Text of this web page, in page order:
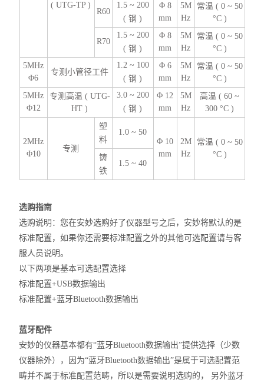
( UTG-TP )
R60
1.5 ~ 200
( 钢 )
Φ 8
mm
5M
Hz
常温 ( 0 ~ 50
°C )
R70
1.5 ~ 200
( 钢 )
Φ 8
mm
5M
Hz
常温 ( 0 ~ 50
°C )
5MHz
Φ6
专测小管径工件
1.2 ~ 100
( 钢 )
Φ 6
mm
5M
Hz
常温 ( 0 ~ 50
°C )
5MHz
Φ12
专测高温 ( UTG-
HT )
3.0 ~ 200
( 钢 )
Φ 12
mm
5M
Hz
高温 ( 60 ~
300 °C )
2MHz
Φ10
专测
塑
料
1.0 ~ 50
Φ 10
mm
2M
Hz
常温 ( 0 ~ 50
°C )
铸
铁
1.5 ~ 40
选购指南
选购说明：您在安妙选购好了仪器型号之后，安妙将默认的是
标准配置，如果你还需要标准配置之外的其他可选配置请与客
服人员说明。
以下两项是基本可选配置选择
标准配置+USB数据输出
标准配置+蓝牙Bluetooth数据输出
蓝牙配件
安妙的仪器基本都有“蓝牙Bluetooth数据输出”提供选择（少数
仪器除外），因为“蓝牙Bluetooth数据输出”是属于可选配置范
畴并不属于标准配置范畴，所以是需要说明选购的， 另外蓝牙